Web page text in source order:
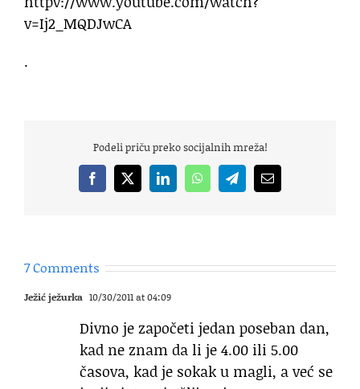
v=Ij2_MQDJwCA
.
Podeli priču preko socijalnih mreža!
Facebook
X LinkedInWhatsAppTelegramEmail
7 Comments
Ježić ježurka 10/30/2011 at 04:09
Divno je započeti jedan poseban dan,
kad ne znam da li je 4.00 ili 5.00
časova, kad je sokak u magli, a već se